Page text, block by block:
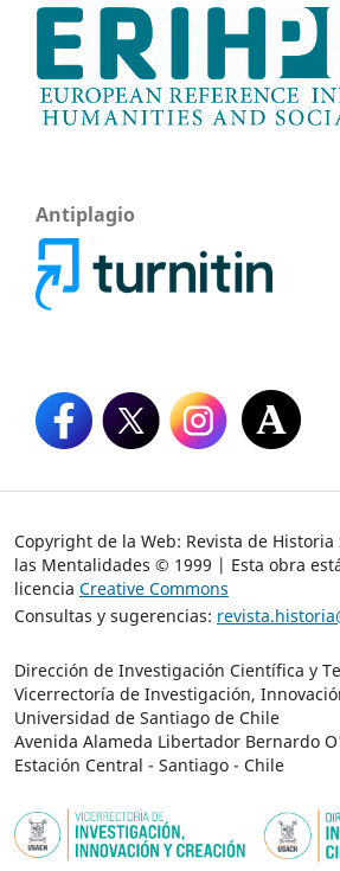
Antiplagio
Copyright de la Web: Revista de Historia
las Mentalidades © 1999 | Esta obra
licencia Creative Commons
Consultas y sugerencias:
Dirección de Investigación Científica y
Vicerrectoría de Investigación,
Universidad de Santiago de Chile
Avenida Alameda Libertador Bernardo
Estación Central - Santiago - Chile